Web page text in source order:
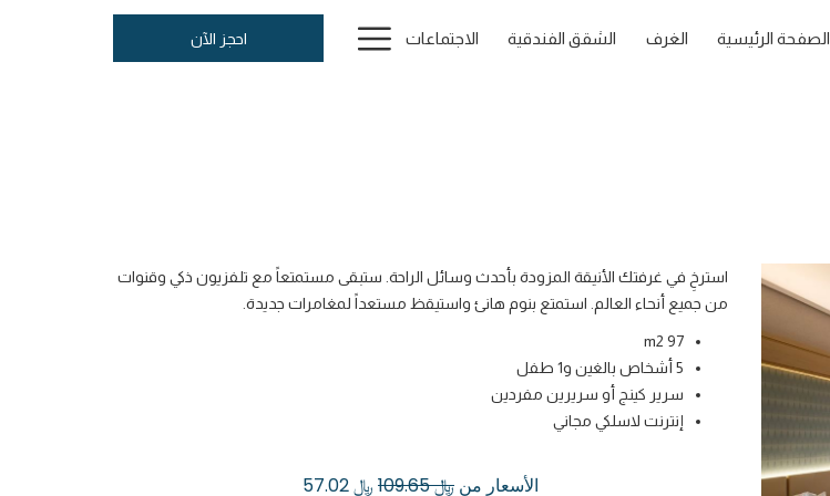
الصفحة الرئيسية الغرف الشقق الفندقية الاجتماعات Hamburger
Menu
احجز الآن
استرخِ في غرفتك الأنيقة المزودة بأحدث وسائل الراحة. ستبقى مستمتعاً مع تلفزيون ذكي وقنوات
من جميع أنحاء العالم. استمتع بنوم هانئ واستيقظ مستعداً لمغامرات جديدة.
97 m2
5 أشخاص بالغين و1 طفل
سرير كينج أو سريرين مفردين
إنترنت لاسلكي مجاني
الأسعار من ﷼ 109.65 ﷼ 57.02